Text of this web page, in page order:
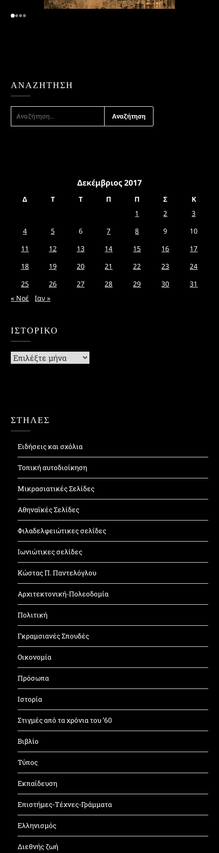
ΑΝΑΖΉΤΗΣΗ
ΓΙΑ:
Δεκέμβριος 2017
Δ Τ Τ Π Π Σ
Κ
1
2
3
4
5 6 7 8 9
10
11
12 13 14 15 16
17
18
19 20 21 22 23
24
25
26 27 28 29 30
31
« Νοέ
Ιαν »
ΙΣΤΟΡΙΚΌ
Ιστορικό
ΣΤΗΛΕΣ
Ειδήσεις και σχόλια
Τοπική αυτοδιοίκηση
Μικρασιατικές Σελίδες
Αθηναϊκές Σελίδες
Φιλαδελφειώτικες σελίδες
Ιωνιώτικες σελίδες
Κώστας Π. Παντελόγλου
Αρχιτεκτονική-Πολεοδομία
Πολιτική
Γκραμσιανές Σπουδές
Οικονομία
Πρόσωπα
Ιστορία
Στιγμές από τα χρόνια του ’60
Βιβλίο
Τύπος
Εκπαίδευση
Επιστήμες-Τέχνες-Γράμματα
Ελληνισμός
Διεθνής ζωή